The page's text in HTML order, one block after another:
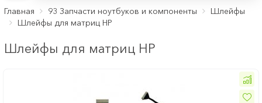
Главная 93 Запчасти ноутбуков и компоненты
Шлейфы
Шлейфы для матриц HP
Шлейфы для матриц HP